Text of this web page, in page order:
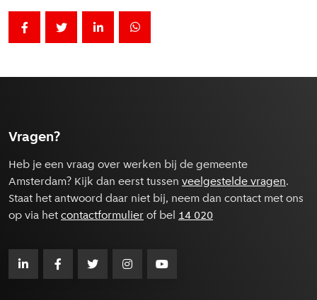
Deel deze pagina op Facebook
Label voor [Social share - Deel op twitter] niet
Deel deze pagina op LinkedIn
Deel deze pagina op Whatsapp
Vragen?
Heb je een vraag over werken bij de gemeente
Amsterdam? Kijk dan eerst tussen veelgestelde vragen.
Staat het antwoord daar niet bij, neem dan contact met ons
op via hetcontactformulierof bel 14 020